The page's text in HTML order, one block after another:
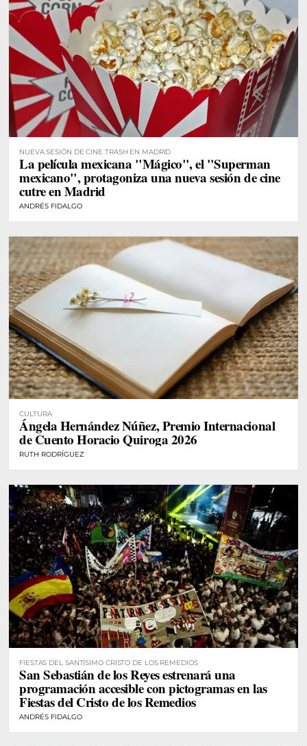
NUEVA SESIÓN DE CINE TRASH EN MADRID
La película mexicana "Mágico", el "Superman
mexicano", protagoniza una nueva sesión de cine
cutre en Madrid
ANDRÉS FIDALGO
CULTURA
Ángela Hernández Núñez, Premio Internacional
de Cuento Horacio Quiroga 2026
RUTH RODRÍGUEZ
FIESTAS DEL SANTÍSIMO CRISTO DE LOS REMEDIOS
San Sebastián de los Reyes estrenará una
programación accesible con pictogramas en las
Fiestas del Cristo de los Remedios
ANDRÉS FIDALGO